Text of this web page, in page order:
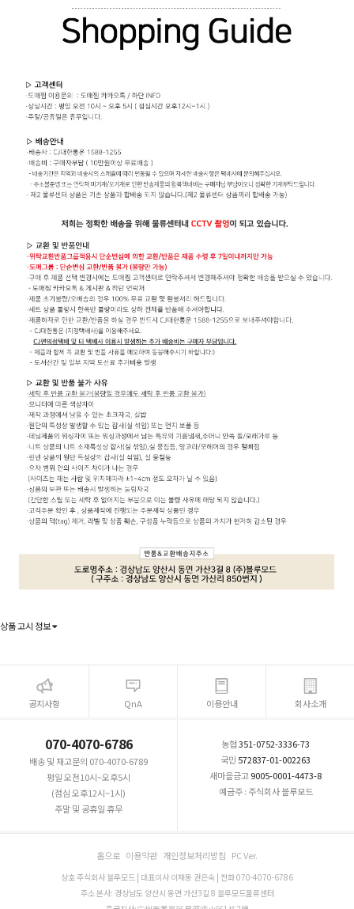
상품 고시 정보
공지사항 QnA 이용안내 회사소개
070-4070-6786
배송 및 재고문의 070-4070-6789
평일 오전10시~오후5시
(점심 오후12시~1시)
주말 및 공휴일 휴무
농협351-0752-3336-73
국민 572837-01-002263
새마을금고9005-0001-4473-8
예금주 : 주식회사 블루모드
홈으로 이용약관 개인정보처리방침 PC Ver.
상호 주식회사 블루모드 | 대표이사 이재동 권은숙 | 전화 070-4070-6786
주소 본사: 경상남도 양산시 동면 가산3길 8 블루모드물류센터